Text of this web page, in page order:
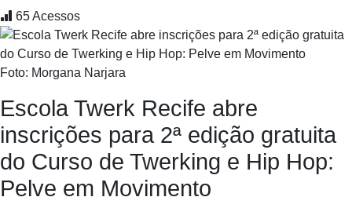
65Acessos
Foto: Morgana Narjara
Escola Twerk Recife abre
inscrições para 2ª edição gratuita
do Curso de Twerking e Hip Hop:
Pelve em Movimento